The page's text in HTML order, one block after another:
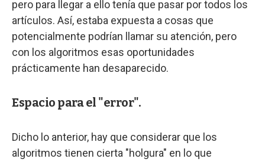
pero para llegar a ello tenía que pasar por todos los
artículos. Así, estaba expuesta a cosas que
potencialmente podrían llamar su atención, pero
con los algoritmos esas oportunidades
prácticamente han desaparecido.
Espacio para el "error".
Dicho lo anterior, hay que considerar que los
algoritmos tienen cierta "holgura" en lo que